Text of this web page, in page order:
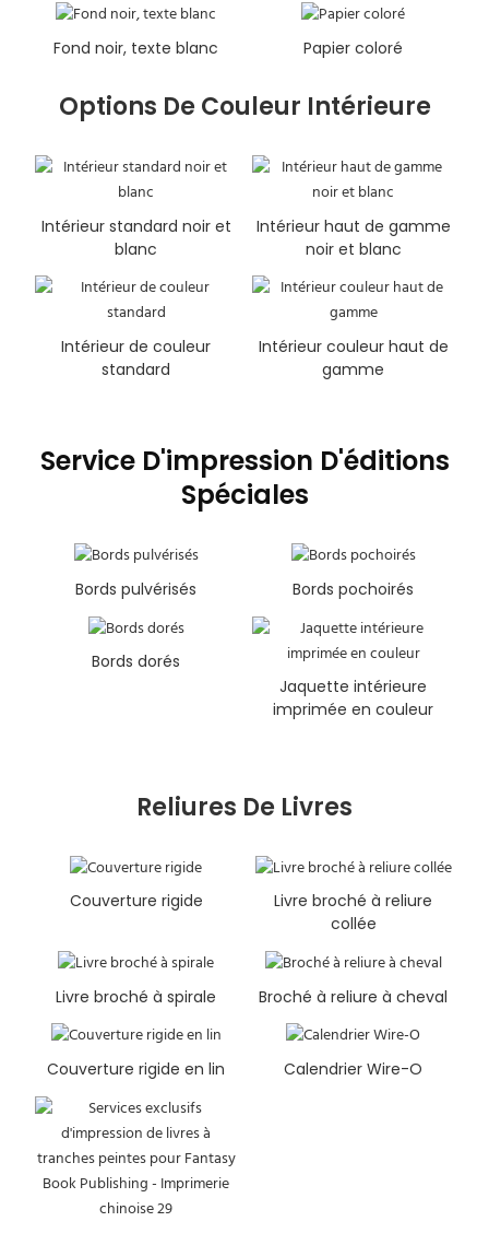
Fond noir, texte blanc Papier coloré
Options De Couleur Intérieure
Intérieur standard noir et
blanc
Intérieur haut de gamme
noir et blanc
Intérieur de couleur
standard
Intérieur couleur haut de
gamme
Service D'impression D'éditions
Spéciales
Bords pulvérisés Bords pochoirés
Bords dorés
Jaquette intérieure
imprimée en couleur
Reliures De Livres
Couverture rigide
Livre broché à reliure
collée
Livre broché à spirale Broché à reliure à cheval
Couverture rigide en lin Calendrier Wire-O